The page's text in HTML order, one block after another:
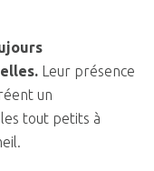
Leur présence
un
les tout petits à